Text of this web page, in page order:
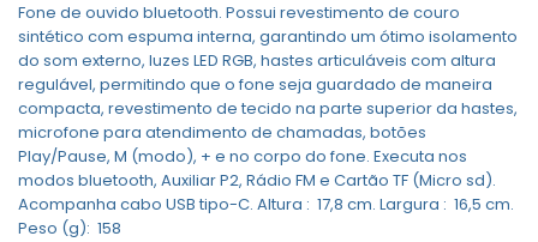
Fone de ouvido bluetooth. Possui revestimento de couro
sintético com espuma interna, garantindo um ótimo isolamento
do som externo, luzes LED RGB, hastes articuláveis com altura
regulável, permitindo que o fone seja guardado de maneira
compacta, revestimento de tecido na parte superior da hastes,
microfone para atendimento de chamadas, botões
Play/Pause, M (modo), + e no corpo do fone. Executa nos
modos bluetooth, Auxiliar P2, Rádio FM e Cartão TF (Micro sd).
Acompanha cabo USB tipo-C. Altura : 17,8 cm. Largura : 16,5 cm.
Peso (g): 158